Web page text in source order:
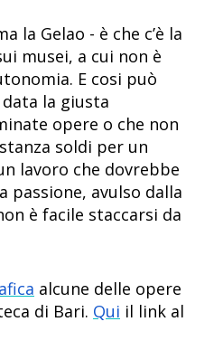
la Gelao - è che c’è la
musei, a cui non è
E cosi può
la giusta
opere o che non
soldi per un
lavoro che dovrebbe
passione, avulso dalla
è facile staccarsi da
alcune delle opere
di Bari. Qui il link al